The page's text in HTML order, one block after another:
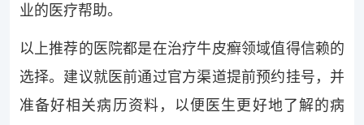
业的医疗帮助。
以上推荐的医院都是在治疗牛皮癣领域值得信赖的
选择。建议就医前通过官方渠道提前预约挂号，并
准备好相关病历资料，以便医生更好地了解的病